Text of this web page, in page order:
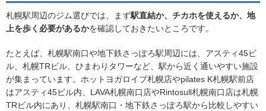
札幌駅周辺のジム選びでは、まず駅直結か、チカホを使えるか、地
上を歩く必要があるかを確認しておきたいところです。
たとえば、札幌駅南口や地下鉄さっぽろ駅周辺には、アスティ45ビ
ル、札幌TRビル、ひまわりタワーなど、駅から近く通いやすい施設
が集まっています。ホットヨガロイブ札幌店やpilates K札幌駅前店
はアスティ45ビル内、LAVA札幌南口店やRintosull札幌南口店は札幌
TRビル内にあり、札幌駅南口・地下鉄さっぽろ駅から比較しやすい